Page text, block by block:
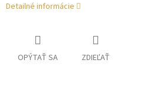
Detailné informácie
OPÝTAŤ SA ZDIEĽAŤ